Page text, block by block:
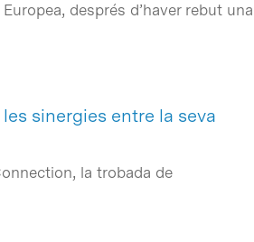
després d’haver rebut una
sinergies entre la seva
la trobada de